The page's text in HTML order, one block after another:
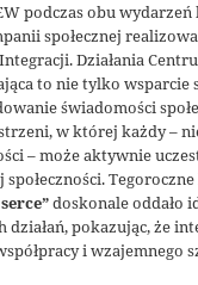
podczas obu wydarzeń
społecznej
Działania
to nie tylko wsparcie
świadomości
w której każdy –
– może aktywnie
Tegoroczne
doskonale oddało
działań, pokazując, że
i wzajemnego